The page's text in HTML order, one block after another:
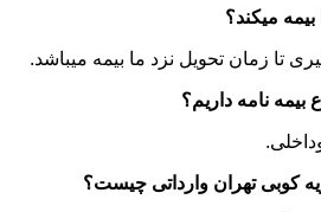
تا زمان تحویل نزد ما بیمه میباشد.